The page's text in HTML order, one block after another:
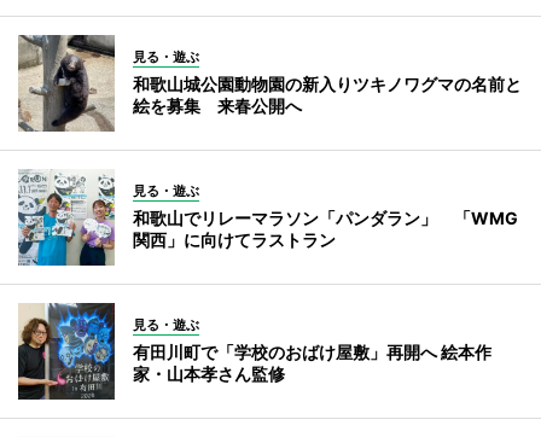
見る・遊ぶ
和歌山城公園動物園の新入りツキノワグマの名前と
絵を募集 来春公開へ
見る・遊ぶ
和歌山でリレーマラソン「パンダラン」 「WMG
関西」に向けてラストラン
見る・遊ぶ
有田川町で「学校のおばけ屋敷」再開へ 絵本作
家・山本孝さん監修